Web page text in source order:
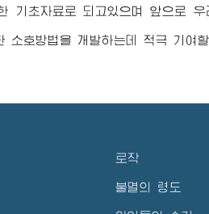
기초자료로 되고있으며 앞으로
소호방법을 개발하는데 적극 기여할
로작
불멸의 령도